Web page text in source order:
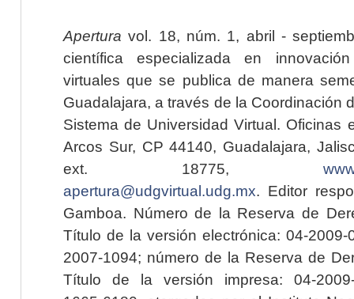
Apertura vol. 18, núm. 1, abril -
científica especializada en
virtuales que se publica de manera
Guadalajara, a través de la Coordinación
Sistema de Universidad Virtual. Oficinas
Arcos Sur, CP 44140, Guadalajara,
ext. 18775,
apertura@udgvirtual.udg.mx. Editor
Gamboa. Número de la Reserva de
Título de la versión electrónica: 04-2009-
2007-1094; número de la Reserva de
Título de la versión impresa: 04-2009-